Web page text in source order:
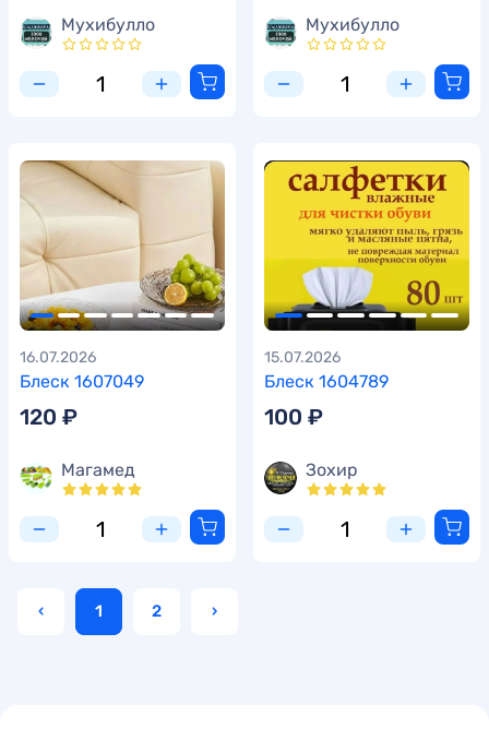
Мухибулло Мухибулло
Блеск 1607049
16.07.2026
120 ₽
Магамед
Блеск 1604789
15.07.2026
100 ₽
Зохир
‹ 1 2 ›